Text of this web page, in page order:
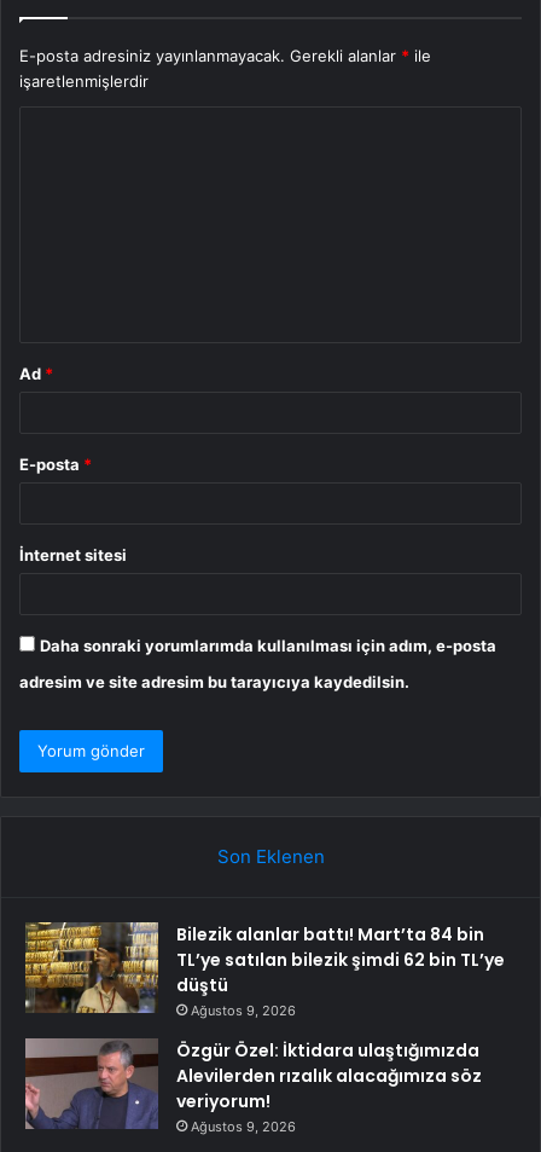
E-posta adresiniz yayınlanmayacak. Gerekli alanlar * ile
işaretlenmişlerdir
Ad *
E-posta *
İnternet sitesi
Daha sonraki yorumlarımda kullanılması için adım, e-posta
adresim ve site adresim bu tarayıcıya kaydedilsin.
Son Eklenen
Bilezik alanlar battı! Mart’ta 84 bin
TL’ye satılan bilezik şimdi 62 bin TL’ye
düştü
Ağustos 9, 2026
Özgür Özel: İktidara ulaştığımızda
Alevilerden rızalık alacağımıza söz
veriyorum!
Ağustos 9, 2026